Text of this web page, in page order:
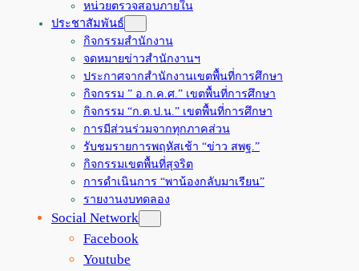
หน่วยตรวจสอบภายใน
ประชาสัมพันธ์
กิจกรรมสำนักงาน
จดหมายข่าวสำนักงานฯ
ประกาศจากสำนักงานเขตพื้นที่การศึกษา
กิจกรรม ” อ.ก.ค.ศ.” เขตพื้นที่การศึกษา
กิจกรรม “ก.ต.ป.น.” เขตพื้นที่การศึกษา
การมีส่วนร่วมจากทุกภาคส่วน
รับชมรายการพฤหัสเช้า “ข่าว สพฐ.”
กิจกรรมเขตพื้นที่สุจริต
การดำเนินการ “พาน้องกลับมาเรียน”
รายงานงบทดลอง
Social Network
Facebook
Youtube